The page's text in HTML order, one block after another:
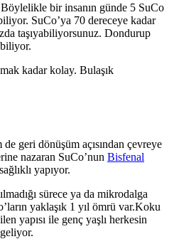
bir insanın günde 5 SuCo
SuCo’ya 70 dereceye kadar
taşıyabiliyorsunuz. Dondurup
kadar kolay. Bulaşık
geri dönüşüm açısından çevreye
nazaran SuCo’nun Bisfenal
yapıyor.
sürece ya da mikrodalga
yaklaşık 1 yıl ömrü var.Koku
yapısı ile genç yaşlı herkesin